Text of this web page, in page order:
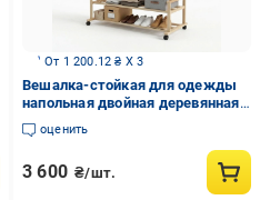
От 1 200.12 ₴ X 3
Вешалка-стойкая для одежды
напольная двойная деревянная
на колесах с двумя полками для
обуви 155х110х51 см Сосна
оценить
3 600 ₴/шт.